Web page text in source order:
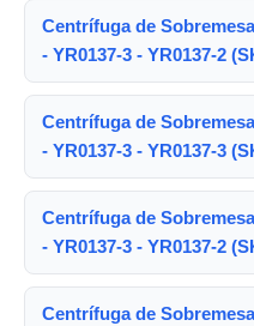
Centrífuga de
- YR0137-3 - YR0137-2
Centrífuga de
- YR0137-3 - YR0137-3
Centrífuga de
- YR0137-3 - YR0137-2
Centrífuga de